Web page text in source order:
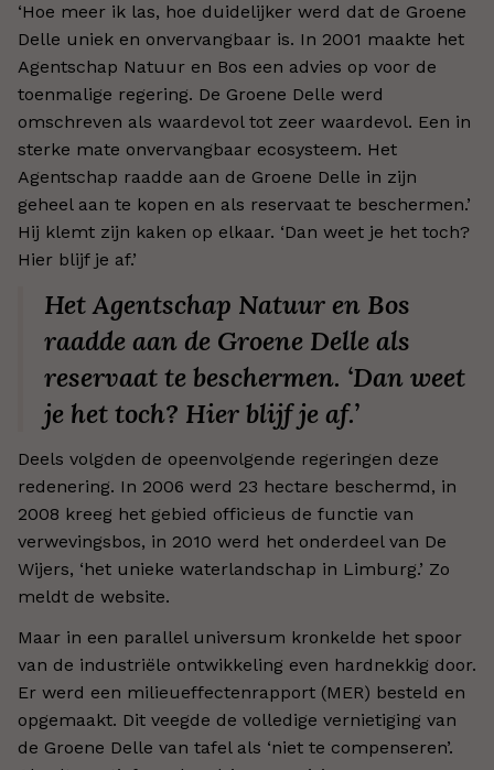
‘Hoe meer ik las, hoe duidelijker werd dat de Groene
Delle uniek en onvervangbaar is. In 2001 maakte het
Agentschap Natuur en Bos een advies op voor de
toenmalige regering. De Groene Delle werd
omschreven als waardevol tot zeer waardevol. Een in
sterke mate onvervangbaar ecosysteem. Het
Agentschap raadde aan de Groene Delle in zijn
geheel aan te kopen en als reservaat te beschermen.’
Hij klemt zijn kaken op elkaar. ‘Dan weet je het toch?
Hier blijf je af.’
Het Agentschap Natuur en Bos
raadde aan de Groene Delle als
reservaat te beschermen. ‘Dan weet
je het toch? Hier blijf je af.’
Deels volgden de opeenvolgende regeringen deze
redenering. In 2006 werd 23 hectare beschermd, in
2008 kreeg het gebied officieus de functie van
verwevingsbos, in 2010 werd het onderdeel van De
Wijers, ‘het unieke waterlandschap in Limburg.’ Zo
meldt de website.
Maar in een parallel universum kronkelde het spoor
van de industriële ontwikkeling even hardnekkig door.
Er werd een milieueffectenrapport (MER) besteld en
opgemaakt. Dit veegde de volledige vernietiging van
de Groene Delle van tafel als ‘niet te compenseren’.